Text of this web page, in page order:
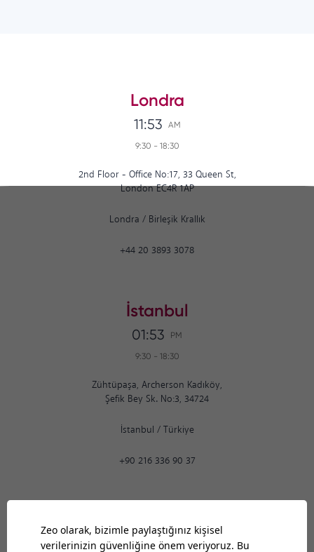
Londra
11:53 AM
9:30 - 18:30
2nd Floor - Office No:17, 33 Queen St,
London EC4R 1AP
Londra / Birleşik Krallık
+44 20 3893 3078
İstanbul
01:53 PM
9:30 - 18:30
Zühtüpaşa, Archerson Kadıköy,
Şefik Bey Sk. No:3, 34724
İstanbul / Türkiye
+90 216 336 90 37
Ankara
01:53 PM